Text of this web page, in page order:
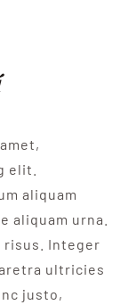
elit.
aliquam
aliquam urna.
risus. Integer
ultricies
justo,